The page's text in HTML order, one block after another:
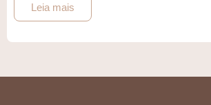
Leia mais